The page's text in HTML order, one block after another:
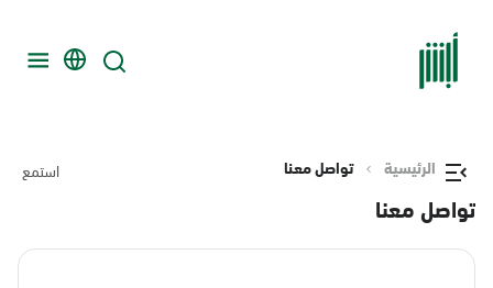
الرئيسية تواصل معنا استمع
تواصل معنا